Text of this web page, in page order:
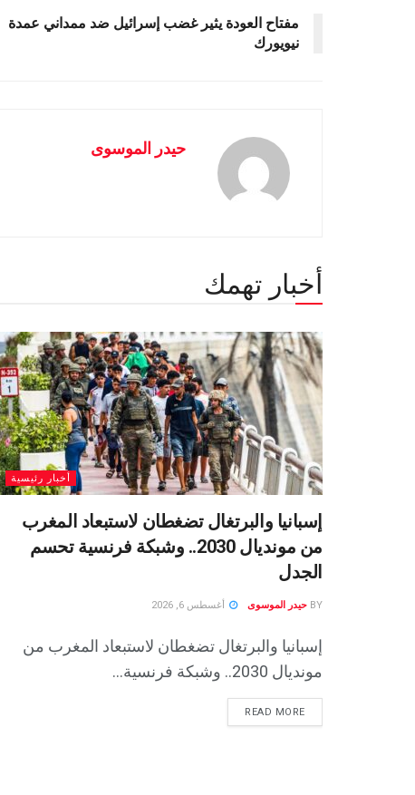
مفتاح العودة يثير غضب إسرائيل ضد ممداني عمدة
نيويورك
حيدر الموسوى
أخبار تهمك
أخبار رئيسية
إسبانيا والبرتغال تضغطان لاستبعاد المغرب
من مونديال 2030.. وشبكة فرنسية تحسم
الجدل
BY حيدر الموسوى أغسطس 6, 2026
إسبانيا والبرتغال تضغطان لاستبعاد المغرب من
مونديال 2030.. وشبكة فرنسية...
READ MORE